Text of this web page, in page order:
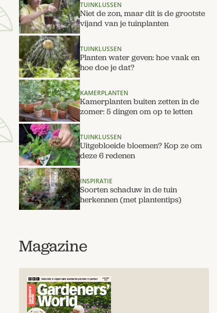
TUINKLUSSEN
Niet de zon, maar dít is de grootste
vijand van je tuinplanten
TUINKLUSSEN
Planten water geven: hoe vaak en
hoe doe je dat?
KAMERPLANTEN
Kamerplanten buiten zetten in de
zomer: 5 dingen om op te letten
TUINKLUSSEN
Uitgebloeide bloemen? Kop ze om
deze 6 redenen
INSPIRATIE
Soorten schaduw in de tuin
herkennen (met plantentips)
Magazine